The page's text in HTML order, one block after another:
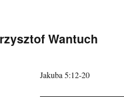
Wantuch
Jakuba 5:12-20